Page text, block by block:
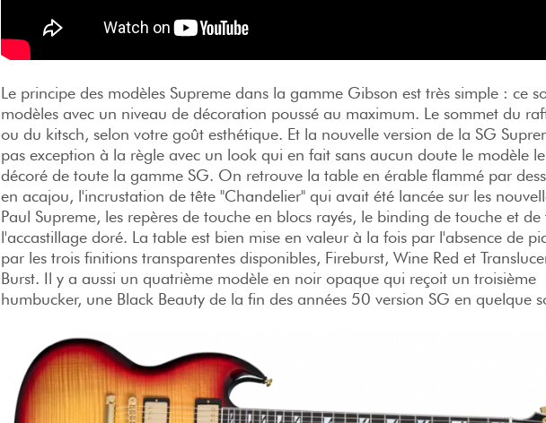
Le principe des modèles Supreme dans la gamme Gibson est très simple : ce
modèles avec un niveau de décoration poussé au maximum. Le sommet du
ou du kitsch, selon votre goût esthétique. Et la nouvelle version de la SG
pas exception à la règle avec un look qui en fait sans aucun doute le modèle
décoré de toute la gamme SG. On retrouve la table en érable flammé par
en acajou, l'incrustation de tête "Chandelier" qui avait été lancée sur les
Paul Supreme, les repères de touche en blocs rayés, le binding de touche et de
l'accastillage doré. La table est bien mise en valeur à la fois par l'absence de
par les trois finitions transparentes disponibles, Fireburst, Wine Red et
Burst. Il y a aussi un quatrième modèle en noir opaque qui reçoit un troisième
humbucker, une Black Beauty de la fin des années 50 version SG en quelque